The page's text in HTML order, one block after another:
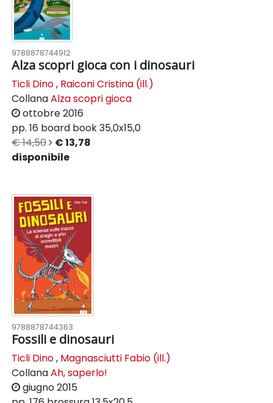
9788878744912
Alza scopri gioca con i dinosauri
Ticli Dino, Raiconi Cristina (ill.)
CollanaAlza scopri gioca
ottobre 2016
pp. 16 board book35,0x15,0
€ 14,50
€ 13,78
disponibile
9788878744363
Fossili e dinosauri
Ticli Dino, Magnasciutti Fabio (ill.)
CollanaAh, saperlo!
giugno 2015